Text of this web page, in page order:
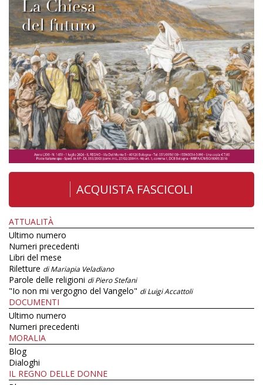
ACQUISTA FASCICOLI
ATTUALITÀ
Ultimo numero
Numeri precedenti
Libri del mese
Riletture di Mariapia Veladiano
Parole delle religioni di Piero Stefani
"Io non mi vergogno del Vangelo" di Luigi Accattoli
DOCUMENTI
Ultimo numero
Numeri precedenti
MORALIA
Blog
Dialoghi
IL REGNO DELLE DONNE